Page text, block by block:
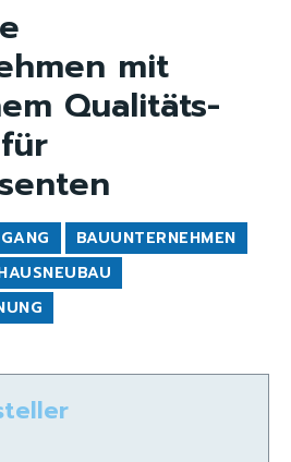
mit
Qualitäts-
BAUUNTERNEHMEN